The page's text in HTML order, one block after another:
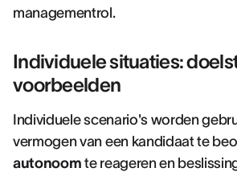
managementrol.
Individuele situaties:
voorbeelden
Individuele scenario's worden
vermogen van een kandidaat te
autonoom te reageren en